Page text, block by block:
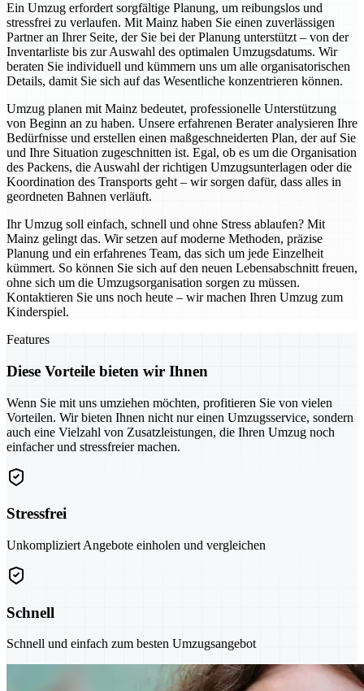
Ein Umzug erfordert sorgfältige Planung, um reibungslos und
stressfrei zu verlaufen. Mit Mainz haben Sie einen zuverlässigen
Partner an Ihrer Seite, der Sie bei der Planung unterstützt – von der
Inventarliste bis zur Auswahl des optimalen Umzugsdatums. Wir
beraten Sie individuell und kümmern uns um alle organisatorischen
Details, damit Sie sich auf das Wesentliche konzentrieren können.
Umzug planen mit Mainz bedeutet, professionelle Unterstützung
von Beginn an zu haben. Unsere erfahrenen Berater analysieren Ihre
Bedürfnisse und erstellen einen maßgeschneiderten Plan, der auf Sie
und Ihre Situation zugeschnitten ist. Egal, ob es um die Organisation
des Packens, die Auswahl der richtigen Umzugsunterlagen oder die
Koordination des Transports geht – wir sorgen dafür, dass alles in
geordneten Bahnen verläuft.
Ihr Umzug soll einfach, schnell und ohne Stress ablaufen? Mit
Mainz gelingt das. Wir setzen auf moderne Methoden, präzise
Planung und ein erfahrenes Team, das sich um jede Einzelheit
kümmert. So können Sie sich auf den neuen Lebensabschnitt freuen,
ohne sich um die Umzugsorganisation sorgen zu müssen.
Kontaktieren Sie uns noch heute – wir machen Ihren Umzug zum
Kinderspiel.
Features
Diese Vorteile bieten wir Ihnen
Wenn Sie mit uns umziehen möchten, profitieren Sie von vielen
Vorteilen. Wir bieten Ihnen nicht nur einen Umzugsservice, sondern
auch eine Vielzahl von Zusatzleistungen, die Ihren Umzug noch
einfacher und stressfreier machen.
Stressfrei
Unkompliziert Angebote einholen und vergleichen
Schnell
Schnell und einfach zum besten Umzugsangebot